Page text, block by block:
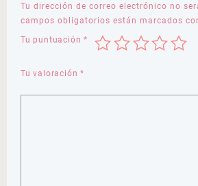
Tu dirección de correo electrónico no
campos obligatorios están marcados
Tu puntuación*
Tu valoración*